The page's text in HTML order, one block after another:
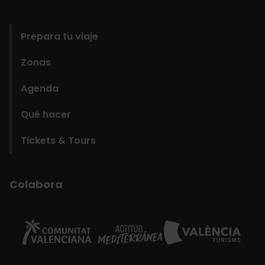
Prepara tu viaje
Zonas
Agenda
Qué hacer
Tickets & Tours
Colabora